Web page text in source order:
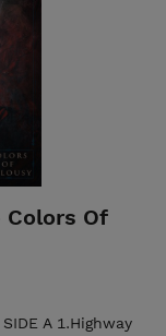
Harri
Of
A 1.Highway